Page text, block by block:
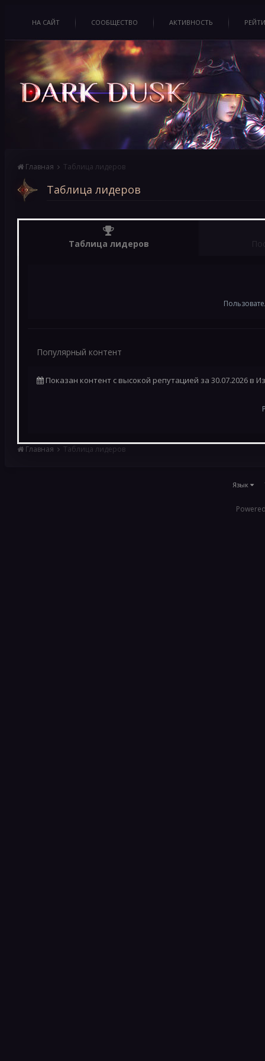
НА САЙТ СООБЩЕСТВО АКТИВНОСТЬ
Главная Таблица лидеров
Таблица лидеров
Таблица лидеров
Популярный контент
Показан контент с высокой репутацией за 30.07.2026 в
Главная Таблица лидеров
Язык